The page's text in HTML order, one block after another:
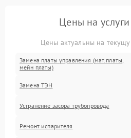
Цены на
Цены актуальны на
Замена платы управления (мат.платы,
мейн платы)
Замена ТЭН
Устранение засора трубопровода
Ремонт испарителя